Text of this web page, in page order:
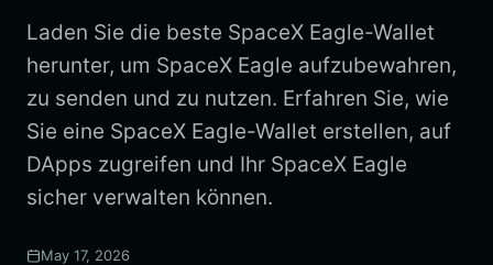
Laden Sie die beste SpaceX Eagle-Wallet
herunter, um SpaceX Eagle aufzubewahren,
zu senden und zu nutzen. Erfahren Sie, wie
Sie eine SpaceX Eagle-Wallet erstellen, auf
DApps zugreifen und Ihr SpaceX Eagle
sicher verwalten können.
May 17, 2026